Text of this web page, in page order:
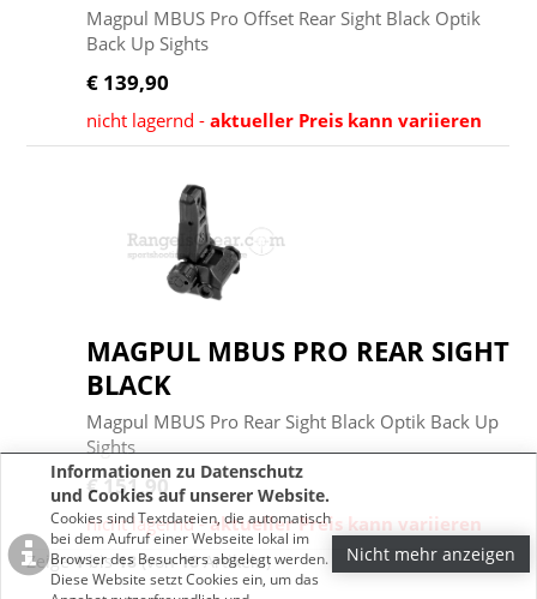
Informationen zu Datenschutz
und Cookies auf unserer Website.
Cookies sind Textdateien, die automatisch
bei dem Aufruf einer Webseite lokal im
Browser des Besuchers abgelegt werden.
Diese Website setzt Cookies ein, um das
Nicht mehr anzeigen
Magpul MBUS Pro Offset Rear Sight Black Optik
Back Up Sights
€ 139,90
nicht lagernd -aktueller Preis kann variieren
MAGPUL MBUS PRO REAR SIGHT
BLACK
Magpul MBUS Pro Rear Sight Black Optik Back Up
Sights
€ 151,90
nicht lagernd -aktueller Preis kann variieren
Zeige1bis18(von18Artikeln)